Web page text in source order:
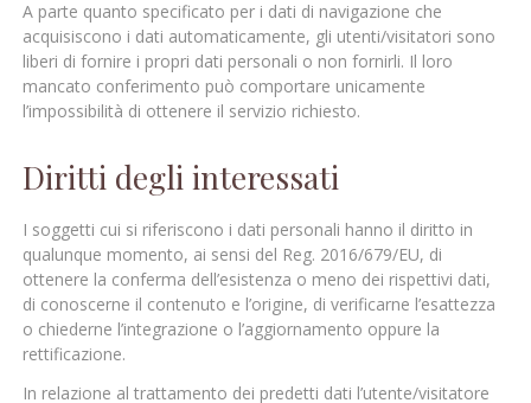
A parte quanto specificato per i dati di navigazione che
acquisiscono i dati automaticamente, gli utenti/visitatori sono
liberi di fornire i propri dati personali o non fornirli. Il loro
mancato conferimento può comportare unicamente
l’impossibilità di ottenere il servizio richiesto.
Diritti degli interessati
I soggetti cui si riferiscono i dati personali hanno il diritto in
qualunque momento, ai sensi del Reg. 2016/679/EU, di
ottenere la conferma dell’esistenza o meno dei rispettivi dati,
di conoscerne il contenuto e l’origine, di verificarne l’esattezza
o chiederne l’integrazione o l’aggiornamento oppure la
rettificazione.
In relazione al trattamento dei predetti dati l’utente/visitatore